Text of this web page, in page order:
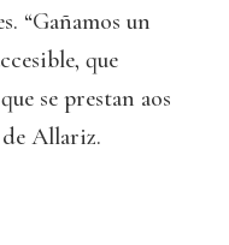
“Gañamos un
que
se prestan aos
de Allariz.